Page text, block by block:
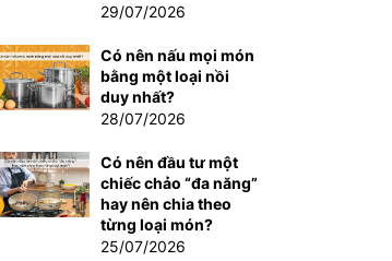
29/07/2026
Có nên nấu mọi món
bằng một loại nồi
duy nhất?
28/07/2026
Có nên đầu tư một
chiếc chảo “đa năng”
hay nên chia theo
từng loại món?
25/07/2026